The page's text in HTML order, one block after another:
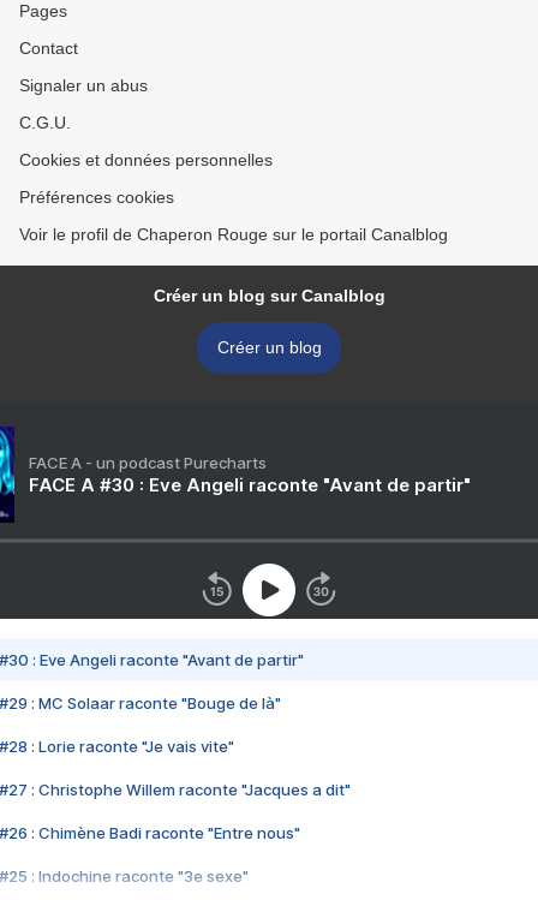
Pages
Contact
Signaler un abus
C.G.U.
Cookies et données personnelles
Préférences cookies
Voir le profil de Chaperon Rouge sur le portail Canalblog
Créer un blog sur Canalblog
Créer un blog
FACE A - un podcast Purecharts
FACE A #30 : Eve Angeli raconte "Avant de partir"
#30 : Eve Angeli raconte "Avant de partir"
#29 : MC Solaar raconte "Bouge de là"
#28 : Lorie raconte "Je vais vite"
#27 : Christophe Willem raconte "Jacques a dit"
#26 : Chimène Badi raconte "Entre nous"
#25 : Indochine raconte "3e sexe"